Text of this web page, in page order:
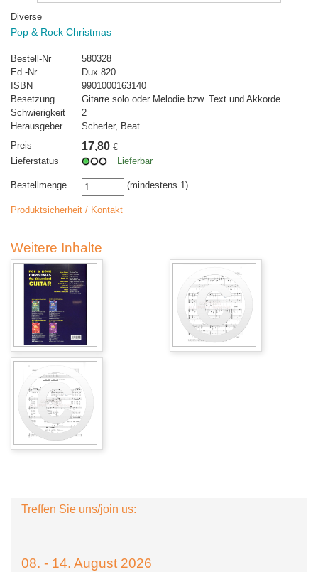
Diverse
Pop & Rock Christmas
Bestell-Nr
580328
Ed.-Nr
Dux 820
ISBN
9901000163140
Besetzung
Gitarre solo oder Melodie bzw. Text und Akkorde
Schwierigkeit
2
Herausgeber
Scherler, Beat
Preis
17,80 €
Lieferstatus
Lieferbar
Bestellmenge (mindestens 1)
Produktsicherheit / Kontakt
Weitere Inhalte
Treffen Sie uns/join us:
08. - 14. August 2026